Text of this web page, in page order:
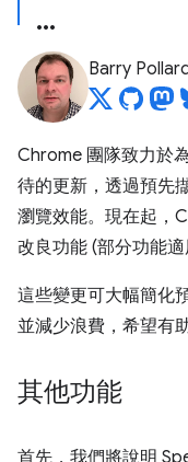
Barry
Chrome 團隊致力於
待的更新，透過預先
瀏覽效能。現在起，
改良功能 (部分功能適
這些變更可大幅簡化
並減少浪費，希望有
其他功能
首先，我們將說明